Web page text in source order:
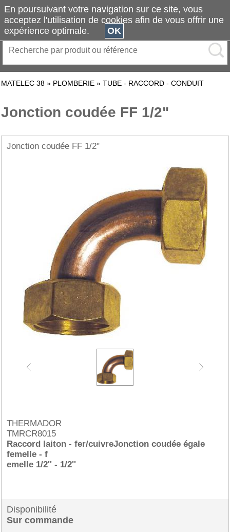
MATELEC 38 » PLOMBERIE » TUBE - RACCORD - CONDUIT
Jonction coudée FF 1/2"
Jonction coudée FF 1/2"
THERMADOR
TMRCR8015
Raccord laiton - fer/cuivreJonction coudée égale
femelle - f
emelle 1/2'' - 1/2''
Disponibilité
Sur commande
En poursuivant votre navigation sur ce site, vous
acceptez l'utilisation de cookies afin de vous offrir une
expérience optimale.
OK